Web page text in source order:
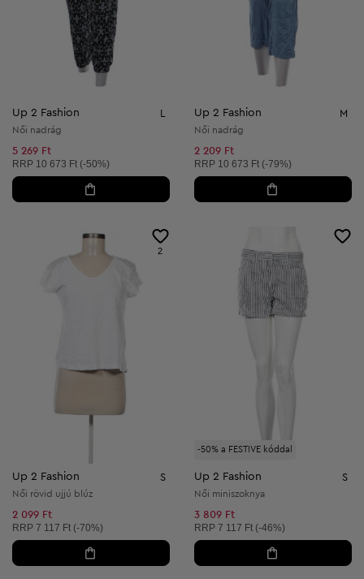
Up 2 Fashion L
Női nadrág
5 269 Ft
Ajánlott ár:
RRP 10 673 Ft (-50%)
Up 2 Fashion M
Női nadrág
2 209 Ft
Ajánlott ár:
RRP 10 673 Ft (-79%)
2
Up 2 Fashion S
Női rövid ujjú blúz
2 099 Ft
Ajánlott ár:
RRP 7 117 Ft (-70%)
-50% a FESTIVE kóddal
Up 2 Fashion S
Női miniszoknya
3 809 Ft
Ajánlott ár:
RRP 7 117 Ft (-46%)